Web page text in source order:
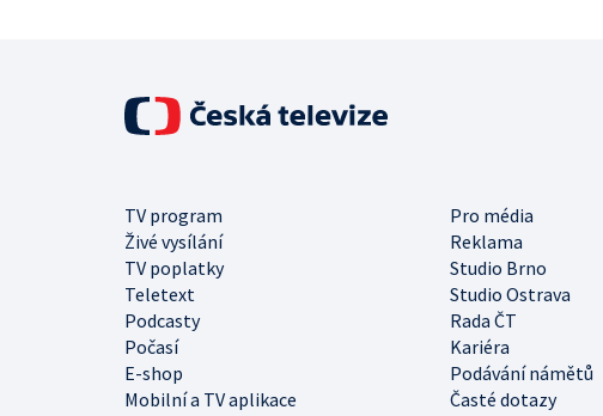
TV program
Pro média
Živé vysílání
Reklama
TV poplatky
Studio Brno
Teletext
Studio Ostrava
Podcasty
Rada ČT
Počasí
Kariéra
E-shop
Podávání námětů
Mobilní a TV aplikace
Časté dotazy